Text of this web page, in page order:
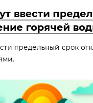
ввести
горячей
предельный срок